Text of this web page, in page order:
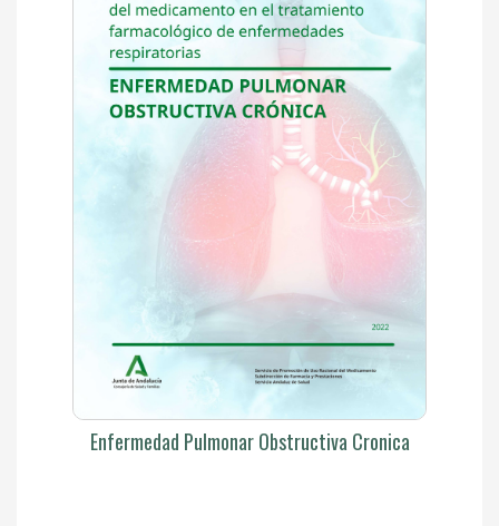
Enfermedad Pulmonar Obstructiva Cronica